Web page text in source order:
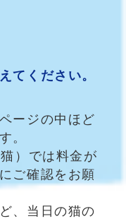
てください。
ージの中ほど
。
）では料金が
ご確認をお願
、当日の猫の